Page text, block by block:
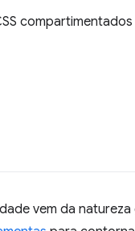
vem da natureza